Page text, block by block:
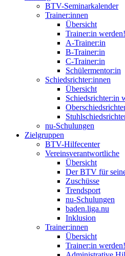
BTV-Seminarkalender
Trainer:innen
Übersicht
Trainer:in werden!
A-Trainer:in
B-Trainer:in
C-Trainer:in
Schülermentor:in
Schiedsrichter:innen
Übersicht
Schiedsrichter:in
nu-Schulungen
Zielgruppen
BTV-Hilfecenter
Vereinsverantwortliche
Übersicht
Der BTV für
Zuschüsse
Trendsport
nu-Schulungen
baden.liga.nu
Inklusion
Trainer:innen
Übersicht
Trainer:in werden!